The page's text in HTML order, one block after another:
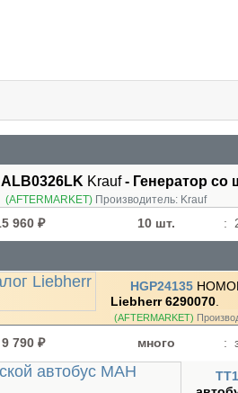
ALB0326LK Krauf- Генератор cо
(AFTERMARKET)Производитель: Krauf
960 ₽ 10 шт. :
HGP24135
Liebherr 6290070.
(AFTERMARKET)
790 ₽ много :